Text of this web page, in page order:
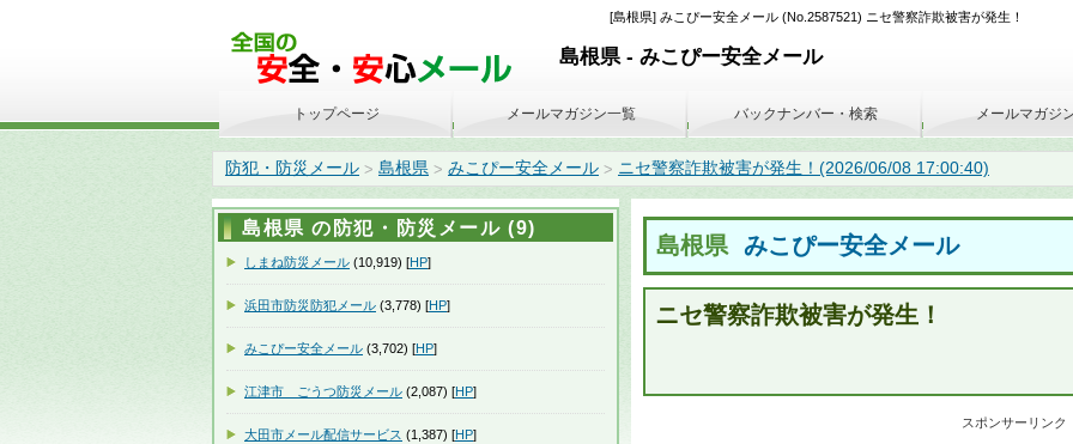
[島根県] みこぴー安全メール (No.2587521) ニセ警察詐欺被害が発生！
島根県 - みこぴー安全メール
防犯・防災メール > 島根県 > みこぴー安全メール > ニセ警察詐欺被害が発生！(2026/06/08 17:00:40)
島根県 みこぴー安全メール
ニセ警察詐欺被害が発生！
スポンサーリンク
トップページ メールマガジン一覧 バックナンバー・検索 メールマガジ
島根県 の防犯・防災メール (9)
しまね防災メール (10,919) [HP]
浜田市防災防犯メール (3,778) [HP]
みこぴー安全メール (3,702) [HP]
江津市 ごうつ防災メール (2,087) [HP]
大田市メール配信サービス (1,387) [HP]